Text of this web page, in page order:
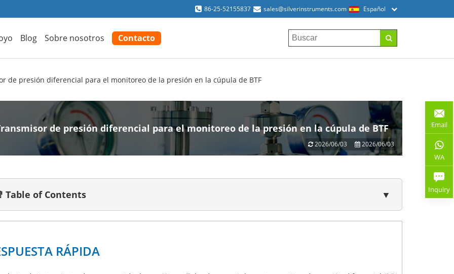
86-25-52155837 sales@silverinstruments.com Español
Blog Sobre nosotros Contacto
de presión diferencial para el monitoreo de la presión en la cúpula de BTF
de presión diferencial para el monitoreo de la presión en la cúpula de BTF
2026/06/03 2026/06/03
Table of Contents ▼
RÁPIDA
Email
WA
Inquiry